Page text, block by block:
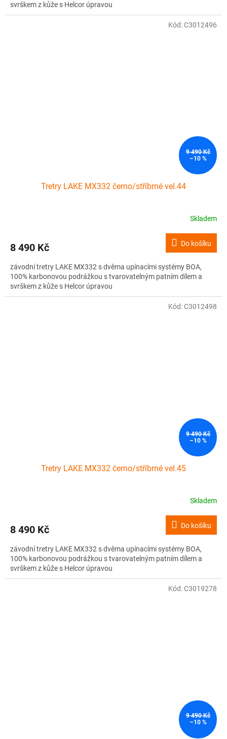
svrškem z kůže s Helcor úpravou
9 490 Kč
–10 %
Tretry LAKE MX332 černo/stříbrné vel.44
Skladem
8 490 Kč Do košíku
závodní tretry LAKE MX332 s dvěma upínacími systémy BOA,
100% karbonovou podrážkou s tvarovatelným patním dílem a
svrškem z kůže s Helcor úpravou
Kód:C3012496
9 490 Kč
–10 %
Tretry LAKE MX332 černo/stříbrné vel.45
Skladem
8 490 Kč Do košíku
závodní tretry LAKE MX332 s dvěma upínacími systémy BOA,
100% karbonovou podrážkou s tvarovatelným patním dílem a
svrškem z kůže s Helcor úpravou
Kód:C3012498
9 490 Kč
–10 %
Kód:C3019278